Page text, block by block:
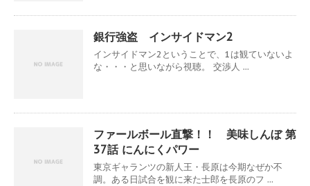
銀行強盗 インサイドマン2
インサイドマン2ということで、1は観ていないよ
な・・・と思いながら視聴。 交渉人 ...
ファールボール直撃！！ 美味しんぼ 第
37話 にんにくパワー
東京ギャランツの新人王・長原は今期なぜか不
調。ある日試合を観に来た士郎を長原のフ ...